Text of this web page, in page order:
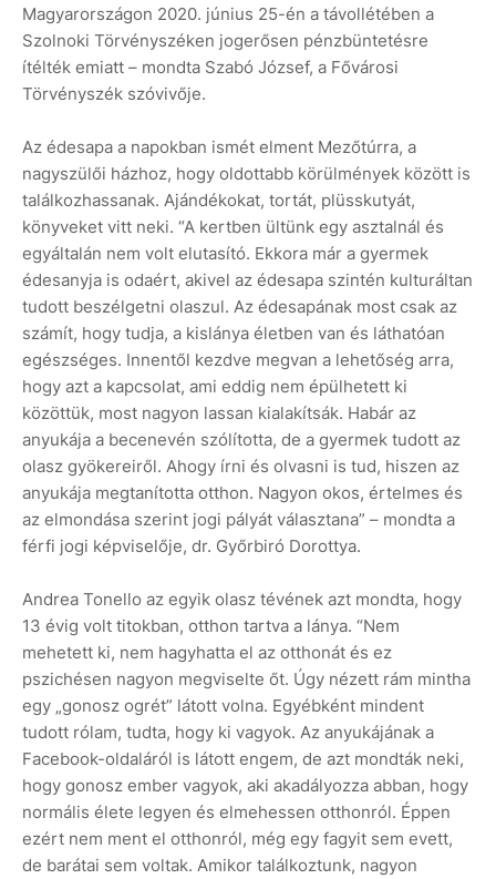
Magyarországon 2020. június 25-én a távollétében a
Szolnoki Törvényszéken jogerősen pénzbüntetésre
ítélték emiatt – mondta Szabó József, a Fővárosi
Törvényszék szóvivője.
Az édesapa a napokban ismét elment Mezőtúrra, a
nagyszülői házhoz, hogy oldottabb körülmények között is
találkozhassanak. Ajándékokat, tortát, plüsskutyát,
könyveket vitt neki. “A kertben ültünk egy asztalnál és
egyáltalán nem volt elutasító. Ekkora már a gyermek
édesanyja is odaért, akivel az édesapa szintén kulturáltan
tudott beszélgetni olaszul. Az édesapának most csak az
számít, hogy tudja, a kislánya életben van és láthatóan
egészséges. Innentől kezdve megvan a lehetőség arra,
hogy azt a kapcsolat, ami eddig nem épülhetett ki
közöttük, most nagyon lassan kialakítsák. Habár az
anyukája a becenevén szólította, de a gyermek tudott az
olasz gyökereiről. Ahogy írni és olvasni is tud, hiszen az
anyukája megtanította otthon. Nagyon okos, értelmes és
az elmondása szerint jogi pályát választana” – mondta a
férfi jogi képviselője, dr. Győrbiró Dorottya.
Andrea Tonello az egyik olasz tévének azt mondta, hogy
13 évig volt titokban, otthon tartva a lánya. “Nem
mehetett ki, nem hagyhatta el az otthonát és ez
pszichésen nagyon megviselte őt. Úgy nézett rám mintha
egy „gonosz ogrét” látott volna. Egyébként mindent
tudott rólam, tudta, hogy ki vagyok. Az anyukájának a
Facebook-oldaláról is látott engem, de azt mondták neki,
hogy gonosz ember vagyok, aki akadályozza abban, hogy
normális élete legyen és elmehessen otthonról. Éppen
ezért nem ment el otthonról, még egy fagyit sem evett,
de barátai sem voltak. Amikor találkoztunk, nagyon